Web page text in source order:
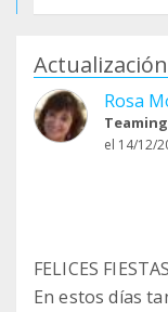
Rosa
el 14/12/
FELICES
En estos días